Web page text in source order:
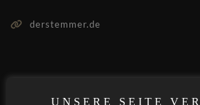
derstemmer.de
UNSERE SEITE